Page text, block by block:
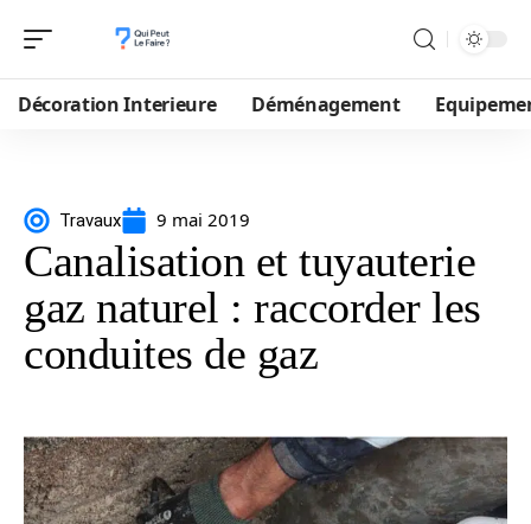
Décoration Interieure Déménagement
Travaux 9 mai 2019
Canalisation et tuyauterie
gaz naturel : raccorder les
conduites de gaz